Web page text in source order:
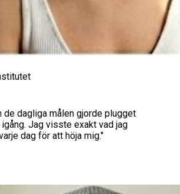
de dagliga målen gjorde plugget
Jag visste exakt vad jag
dag för att höja mig."